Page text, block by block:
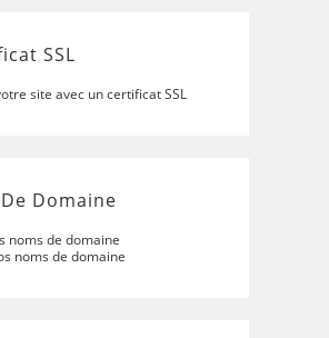
SSL
site avec un certificat SSL
Domaine
noms de domaine
noms de domaine